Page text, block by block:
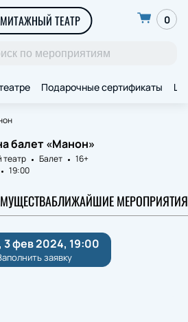
ТЕАТР 0
Подарочные сертификаты
балет «Манон»
Балет
16+
19:00
БЛИЖАЙШИЕ МЕРОПРИЯТИЯ